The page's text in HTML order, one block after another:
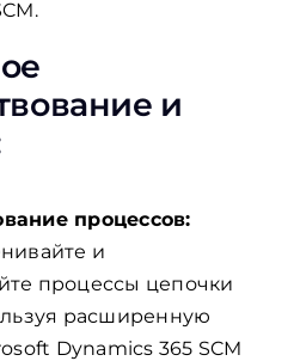
и
процессов:
и
процессы цепочки
расширенную
Dynamics 365 SCM